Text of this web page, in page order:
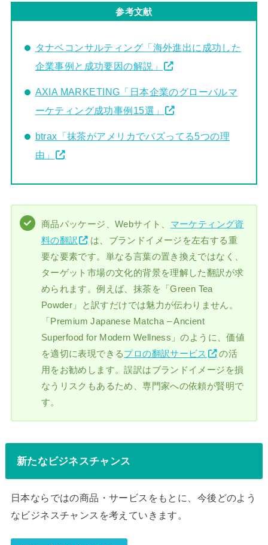
参考文献
タナベコンサルティング「海外進出に成功した
企業事例と成功要因の解説」
AXIA MARKETING「日本企業のグローバルマ
ーケティング成功事例15選」
btrax「抹茶がアメリカでバズってる5つの理
由」
商品パッケージ、Webサイト、 マーケティング資
料の翻訳
は、ブランドイメージを左右する重
要な要素です。単なる言葉の置き換えではなく、
ターゲット市場の文化的背景を理解した翻訳が求
められます。例えば、抹茶を「Green Tea
Powder」と訳すだけでは魅力が伝わりません。
「Premium Japanese Matcha – Ancient
Superfood for Modern Wellness」のように、価値
を適切に表現できるプロの翻訳サービス
の活
用をお勧めします。誤訳はブランドイメージを損
なうリスクもあるため、専門家への依頼が賢明で
す。
新たなビジネスチャンス
日本ならではの商品・サービスをもとに、今後どのよう
なビジネスチャンスを考えていきます。